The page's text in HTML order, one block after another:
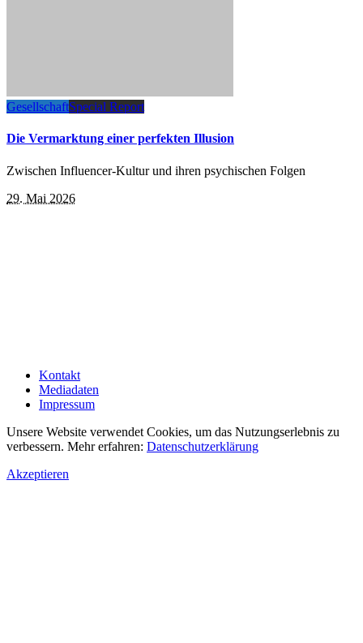
GesellschaftSpecial Report
Die Vermarktung einer perfekten Illusion
Zwischen Influencer-Kultur und ihren psychischen Folgen
29. Mai 2026
Kontakt
Mediadaten
Impressum
Unsere Website verwendet Cookies, um das Nutzungserlebnis zu
verbessern. Mehr erfahren: Datenschutzerklärung
Akzeptieren